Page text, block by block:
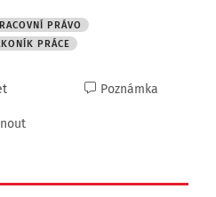
PRÁVO
PRÁCE
Poznámka